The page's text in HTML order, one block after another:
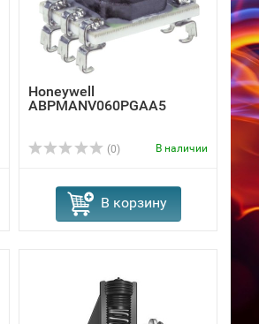
Honeywell
ABPMANV060PGAA5
(0) В наличии
В корзину